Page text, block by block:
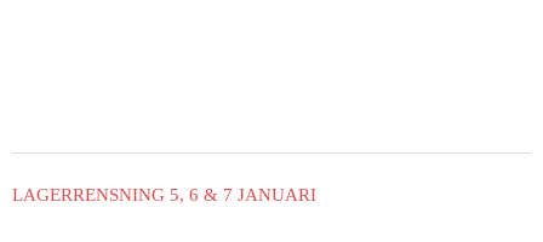
LAGERRENSNING 5, 6 & 7 JANUARI